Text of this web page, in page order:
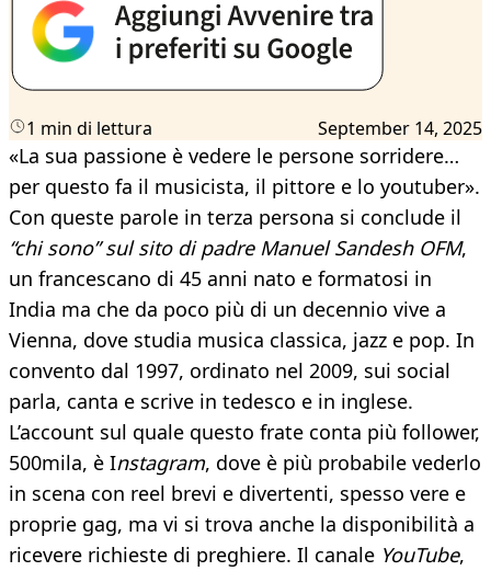
1 min di lettura September 14, 2025
«La sua passione è vedere le persone sorridere…
per questo fa il musicista, il pittore e lo youtuber».
Con queste parole in terza persona si conclude il
“chi sono” sul sito di padre Manuel Sandesh OFM,
un francescano di 45 anni nato e formatosi in
India ma che da poco più di un decennio vive a
Vienna, dove studia musica classica, jazz e pop. In
convento dal 1997, ordinato nel 2009, sui social
parla, canta e scrive in tedesco e in inglese.
L’account sul quale questo frate conta più follower,
500mila, è Instagram, dove è più probabile vederlo
in scena con reel brevi e divertenti, spesso vere e
proprie gag, ma vi si trova anche la disponibilità a
ricevere richieste di preghiere. Il canale YouTube,